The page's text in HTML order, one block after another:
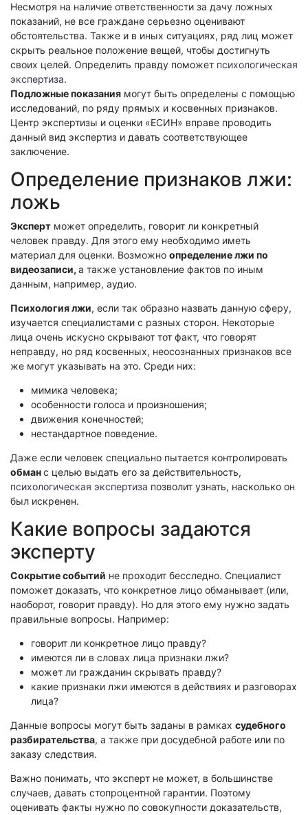
Фоноскопическая экспертиза
Экспертиза видео- и звукозаписей
Лингвистическая экспертиза
Автороведческая экспертиза
Психологическая экспертиза
Компьютерно-техническая экспертиза
Экспертиза игрового оборудования
Экологическая экспертиза
Физико-химическая экспертиза
Экспертиза изделий из металлов
Юридико-лингвистическая экспертиза
Юридическая экспертиза
Исследования на полиграфе
Комплексная экспертиза
Геммологическая экспертиза (ювелирная)
Заключение эксперта на иностранном языке
Приемка квартиры
Почерковедческая экспертиза
Пожарно-техническая экспертиза
Юридико-лингвистическая экспертиза
Лингвистическая экспертиза
Компьютерно-техническая экспертиза
Геммологическая экспертиза (ювелирная)
Экспертиза видео- и звукозаписей
Автороведческая экспертиза
Товароведческая экспертиза
Экспериза игрового оборудования
Экспертиза по технике безопасности
Физико-химическая экспертиза
Электротехническая экспертиза
Несмотря на наличие ответственности за дачу ложных
показаний, не все граждане серьезно оценивают
обстоятельства. Также и в иных ситуациях, ряд лиц может
скрыть реальное положение вещей, чтобы достигнуть
своих целей. Определить правду поможет психологическая
экспертиза.
Подложные показания могут быть определены с помощью
исследований, по ряду прямых и косвенных признаков.
Центр экспертизы и оценки «ЕСИН» вправе проводить
данный вид экспертиз и давать соответствующее
заключение.
Определение признаков лжи:
ложь
Эксперт может определить, говорит ли конкретный
человек правду. Для этого ему необходимо иметь
материал для оценки. Возможно определение лжи по
видеозаписи, а также установление фактов по иным
данным, например, аудио.
Психология лжи, если так образно назвать данную сферу,
изучается специалистами с разных сторон. Некоторые
лица очень искусно скрывают тот факт, что говорят
неправду, но ряд косвенных, неосознанных признаков все
же могут указывать на это. Среди них:
мимика человека;
особенности голоса и произношения;
движения конечностей;
нестандартное поведение.
Даже если человек специально пытается контролировать
обманс целью выдать его за действительность,
психологическая экспертиза позволит узнать, насколько он
был искренен.
Какие вопросы задаются
эксперту
Сокрытие событий не проходит бесследно. Специалист
поможет доказать, что конкретное лицо обманывает (или,
наоборот, говорит правду). Но для этого ему нужно задать
правильные вопросы. Например:
говорит ли конкретное лицо правду?
имеются ли в словах лица признаки лжи?
может ли гражданин скрывать правду?
какие признаки лжи имеются в действиях и разговорах
лица?
Данные вопросы могут быть заданы в рамках судебного
разбирательства, а также при досудебной работе или по
заказу следствия.
Важно понимать, что эксперт не может, в большинстве
случаев, давать стопроцентной гарантии. Поэтому
оценивать факты нужно по совокупности доказательств,